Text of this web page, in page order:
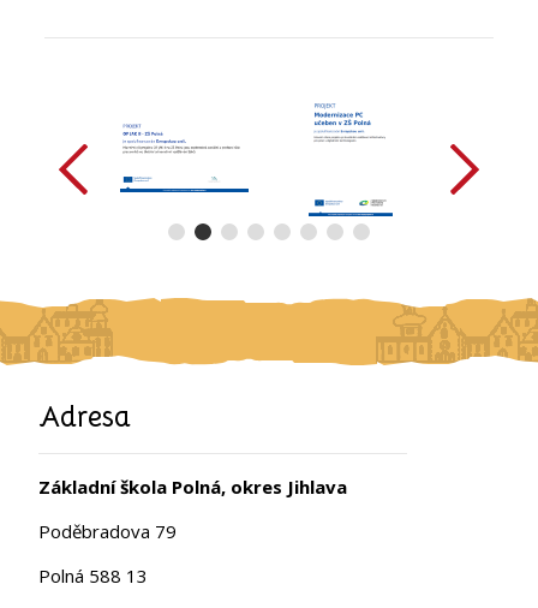
Adresa
Základní škola Polná, okres Jihlava
Poděbradova 79
Polná 588 13